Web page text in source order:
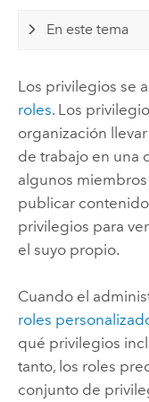
En este tema
Los privilegios se
roles. Los
organización
de trabajo en una
algunos
publicar
privilegios para
el suyo propio.
Cuando el
roles
qué privilegios
tanto, los roles
conjunto de